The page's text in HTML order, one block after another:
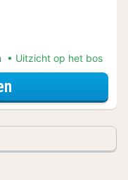
Uitzicht op het bos
voor Parkeer